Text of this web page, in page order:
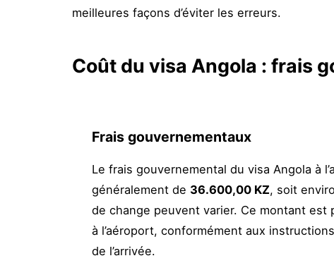
meilleures façons d’éviter les erreurs.
Coût du visa Angola : frais
Frais gouvernementaux
Le frais gouvernemental du visa Angola à
généralement de 36.600,00 KZ, soit
de change peuvent varier. Ce montant est
à l’aéroport, conformément aux
de l’arrivée.